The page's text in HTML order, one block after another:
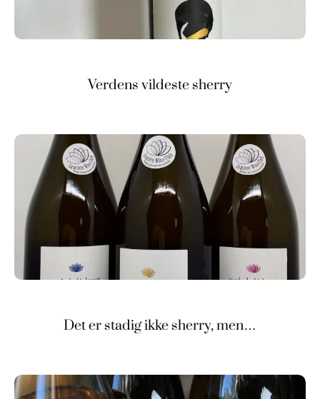
Verdens vildeste sherry
Det er stadig ikke sherry, men…